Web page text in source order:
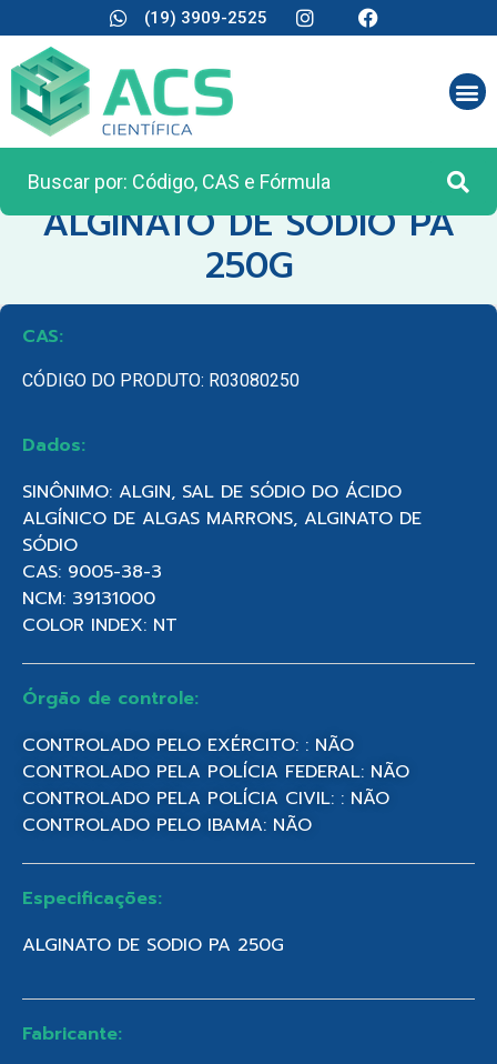
(19) 3909-2525
CATEGORIA:REAGENTES ANALÍTICOS
ALGINATO DE SODIO PA
250G
CAS:
CÓDIGO DO PRODUTO: R03080250
Dados:
SINÔNIMO: ALGIN, SAL DE SÓDIO DO ÁCIDO
ALGÍNICO DE ALGAS MARRONS, ALGINATO DE
SÓDIO
CAS: 9005-38-3
NCM: 39131000
COLOR INDEX: NT
Órgão de controle:
CONTROLADO PELO EXÉRCITO: : NÃO
CONTROLADO PELA POLÍCIA FEDERAL: NÃO
CONTROLADO PELA POLÍCIA CIVIL: : NÃO
CONTROLADO PELO IBAMA: NÃO
Especificações:
ALGINATO DE SODIO PA 250G
Fabricante: